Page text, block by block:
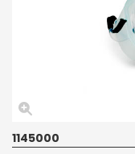
1145000